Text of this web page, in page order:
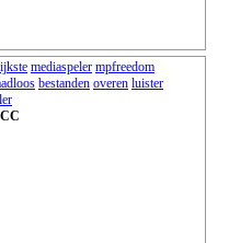
mediaspeler mpfreedom
bestanden overen luister